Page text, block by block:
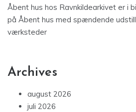
Åbent hus hos Ravnkildearkivet er i
på Åbent hus med spændende
værksteder
Archives
august 2026
juli 2026